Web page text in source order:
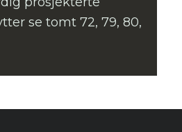
se tomt 72, 79, 80,